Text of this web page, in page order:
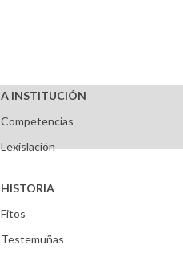
A INSTITUCIÓN
Competencias
Lexislación
HISTORIA
Fitos
Testemuñas